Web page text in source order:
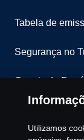
Tabela de
Segurança no
Canais de
Utilizamos